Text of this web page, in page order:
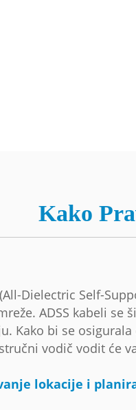
Kako
Dielectric Self-
ADSS kabeli
Kako bi se
vodič vodit će
lokacije i